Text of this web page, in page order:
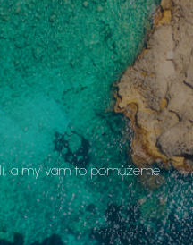
a my vám to pomůžeme